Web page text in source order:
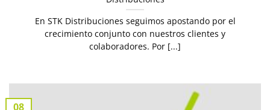
En STK Distribuciones seguimos apostando por el
crecimiento conjunto con nuestros clientes y
colaboradores. Por [...]
08